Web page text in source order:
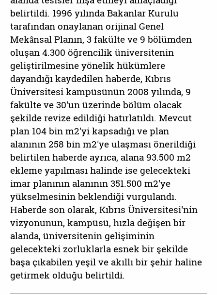
belirtildi. 1996 yılında Bakanlar Kurulu
tarafından onaylanan orijinal Genel
Mekânsal Planın, 3 fakülte ve 9 bölümden
oluşan 4.300 öğrencilik üniversitenin
geliştirilmesine yönelik hükümlere
dayandığı kaydedilen haberde, Kıbrıs
Üniversitesi kampüsünün 2008 yılında, 9
fakülte ve 30'un üzerinde bölüm olacak
şekilde revize edildiği hatırlatıldı. Mevcut
plan 104 bin m2'yi kapsadığı ve plan
alanının 258 bin m2'ye ulaşması önerildiği
belirtilen haberde ayrıca, alana 93.500 m2
ekleme yapılması halinde ise gelecekteki
imar planının alanının 351.500 m2'ye
yükselmesinin beklendiği vurgulandı.
Haberde son olarak, Kıbrıs Üniversitesi'nin
vizyonunun, kampüsü, hızla değişen bir
alanda, üniversitenin gelişiminin
gelecekteki zorluklarla esnek bir şekilde
başa çıkabilen yeşil ve akıllı bir şehir haline
getirmek olduğu belirtildi.